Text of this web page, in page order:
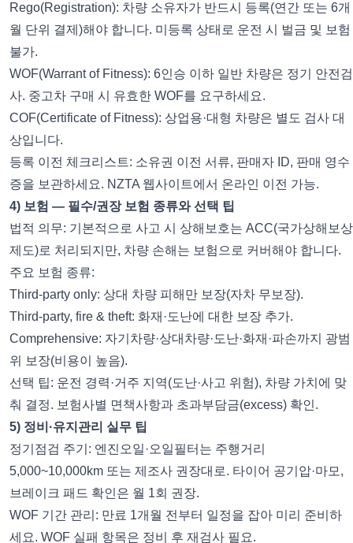
Rego(Registration): 차량 소유자가 반드시 등록(연간 또는 6개
월 단위 결제)해야 합니다. 미등록 상태로 운전 시 벌금 및 보험
불가.
WOF(Warrant of Fitness): 6인승 이하 일반 차량은 정기 안전검
사. 중고차 구매 시 유효한 WOF를 요구하세요.
COF(Certificate of Fitness): 상업용·대형 차량은 별도 검사 대
상입니다.
등록 이전 체크리스트: 소유권 이전 서류, 판매자 ID, 판매 영수
증을 보관하세요. NZTA 웹사이트에서 온라인 이전 가능.
4) 보험 — 필수/권장 보험 종류와 선택 팁
법적 의무: 기본적으로 사고 시 상해보호는 ACC(국가상해보상
제도)로 처리되지만, 차량 손해는 보험으로 커버해야 합니다.
주요 보험 종류:
Third-party only: 상대 차량 피해만 보장(자차 무보장).
Third-party, fire & theft: 화재·도난에 대한 보장 추가.
Comprehensive: 자기차량·상대차량·도난·화재·파손까지 광범
위 보장(비용이 높음).
선택 팁: 운전 경력·거주 지역(도난·사고 위험), 차량 가치에 맞
춰 결정. 보험사별 면책사항과 초과부담금(excess) 확인.
5) 정비·유지관리 실무 팁
정기점검 주기: 엔진오일·오일필터는 주행거리
5,000~10,000km 또는 제조사 권장대로. 타이어 공기압·마모,
브레이크 패드 확인은 월 1회 권장.
WOF 기간 관리: 만료 1개월 전부터 일정을 잡아 미리 준비하
세요. WOF 실패 항목은 정비 후 재검사 필요.